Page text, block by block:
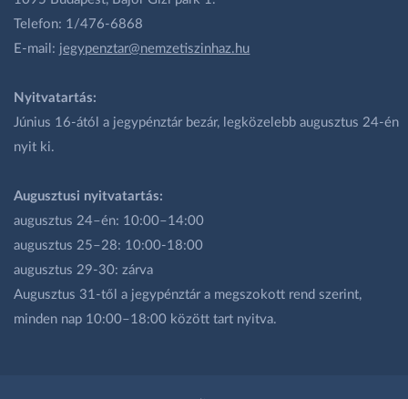
Telefon: 1/476-6868
E-mail: jegypenztar@nemzetiszinhaz.hu
Nyitvatartás:
Június 16-ától a jegypénztár bezár, legközelebb augusztus 24-én
nyit ki.
Augusztusi nyitvatartás:
augusztus 24–én: 10:00–14:00
augusztus 25–28: 10:00-18:00
augusztus 29-30: zárva
Augusztus 31-től a jegypénztár a megszokott rend szerint,
minden nap 10:00–18:00 között tart nyitva.